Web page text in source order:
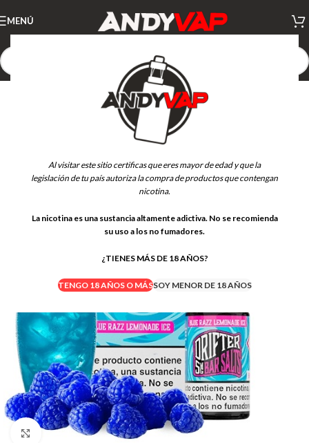
Al visitar este sitio certificas que eres mayor de edad y que la
legislación de tu país autoriza la compra de productos que contengan
nicotina.
La nicotina es una sustancia altamente adictiva. No se recomienda
su uso a los no fumadores.
¿TIENES MÁS DE 18 AÑOS?
TENGO 18 AÑOS O MÁSSOY MENOR DE 18 AÑOS
MENÚ
Clic para ampliar